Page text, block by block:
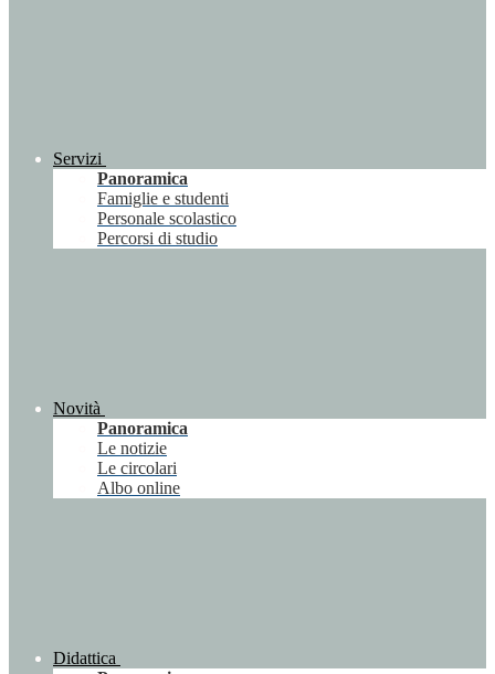
Servizi
Panoramica
Famiglie e studenti
Personale scolastico
Percorsi di studio
Novità
Panoramica
Le notizie
Le circolari
Albo online
Didattica